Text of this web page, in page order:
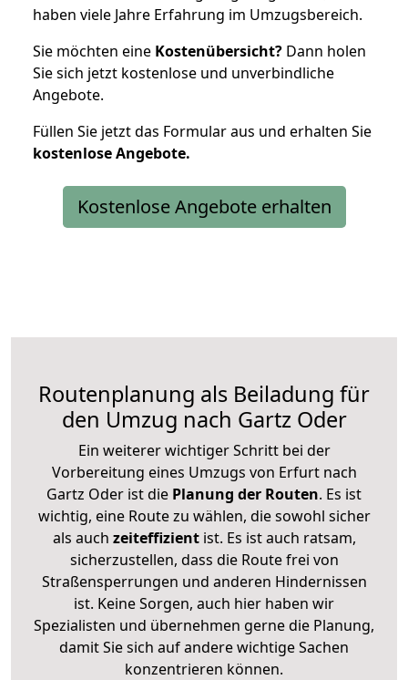
haben viele Jahre Erfahrung im Umzugsbereich.
Sie möchten eine Kostenübersicht? Dann holen
Sie sich jetzt kostenlose und unverbindliche
Angebote.
Füllen Sie jetzt das Formular aus und erhalten Sie
kostenloseAngebote.
Kostenlose Angebote erhalten
Routenplanung als Beiladung für
den Umzug nach Gartz Oder
Ein weiterer wichtiger Schritt bei der
Vorbereitung eines Umzugs von Erfurt nach
Gartz Oder ist die Planung der Routen. Es ist
wichtig, eine Route zu wählen, die sowohl sicher
als auch zeiteffizientist. Es ist auch ratsam,
sicherzustellen, dass die Route frei von
Straßensperrungen und anderen Hindernissen
ist. Keine Sorgen, auch hier haben wir
Spezialisten und übernehmen gerne die Planung,
damit Sie sich auf andere wichtige Sachen
konzentrieren können.